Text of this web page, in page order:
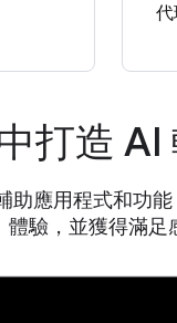
打造 AI
助應用程式和功
體驗，並獲得滿足